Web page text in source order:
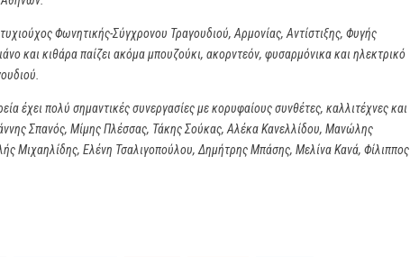
Φωνητικής-Σύγχρονου Τραγουδιού, Αρμονίας, Αντίστιξης, Φυγής
και κιθάρα παίζει ακόμα μπουζούκι, ακορντεόν, φυσαρμόνικα και ηλεκτρικό
έχει πολύ σημαντικές συνεργασίες με κορυφαίους συνθέτες, καλλιτέχνες και
Σπανός, Μίμης Πλέσσας, Τάκης Σούκας, Αλέκα Κανελλίδου, Μανώλης
Μιχαηλίδης, Ελένη Τσαλιγοπούλου, Δημήτρης Μπάσης, Μελίνα Κανά, Φίλιππος